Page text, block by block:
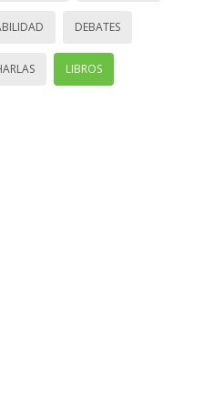
DEBATES
LIBROS